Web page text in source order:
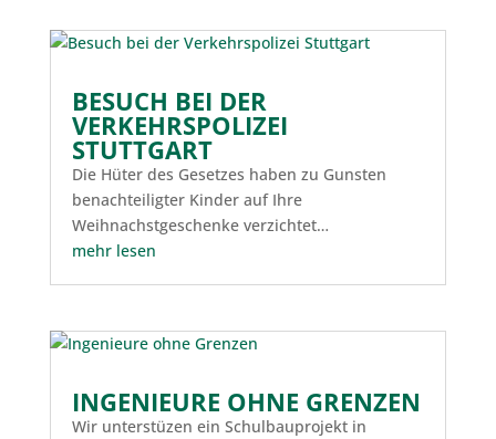
BESUCH BEI DER
VERKEHRSPOLIZEI
STUTTGART
Die Hüter des Gesetzes haben zu Gunsten
benachteiligter Kinder auf Ihre
Weihnachstgeschenke verzichtet…
mehr lesen
INGENIEURE OHNE GRENZEN
Wir unterstüzen ein Schulbauprojekt in